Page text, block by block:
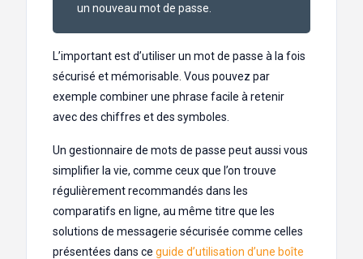
un nouveau mot de passe.
L’important est d’utiliser un mot de passe à la fois
sécurisé et mémorisable. Vous pouvez par
exemple combiner une phrase facile à retenir
avec des chiffres et des symboles.
Un gestionnaire de mots de passe peut aussi vous
simplifier la vie, comme ceux que l’on trouve
régulièrement recommandés dans les
comparatifs en ligne, au même titre que les
solutions de messagerie sécurisée comme celles
présentées dans ce guide d’utilisation d’une boîte